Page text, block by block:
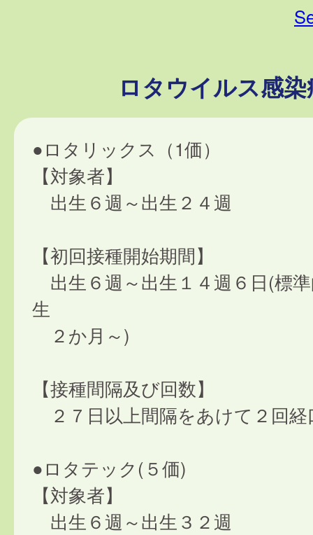
ロタウイルス感染
●ロタリックス（1価）
【対象者】
出生６週～出生２４週
【初回接種開始期間】
出生６週～出生１４週６日(標
生
２か月～)
【接種間隔及び回数】
２７日以上間隔をあけて２回経
●ロタテック(５価)
【対象者】
出生６週～出生３２週